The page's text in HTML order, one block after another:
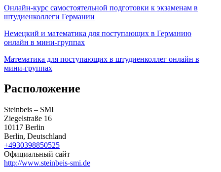
Онлайн-курс самостоятельной подготовки к экзаменам в
штудиенколлеги Германии
Немецкий и математика для поступающих в Германию
онлайн в мини-группах
Математика для поступающих в штудиенколлег онлайн в
мини-группах
Расположение
Steinbeis – SMI
Ziegelstraße 16
10117 Berlin
Berlin, Deutschland
+4930398850525
Официальный сайт
http://www.steinbeis-smi.de